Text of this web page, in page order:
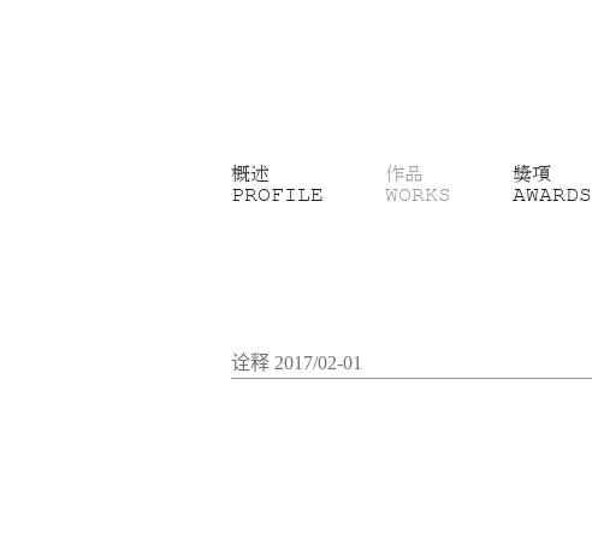
概述
PROFILE
作品
WORKS
獎項
AWARDS
诠释 2017/02-01